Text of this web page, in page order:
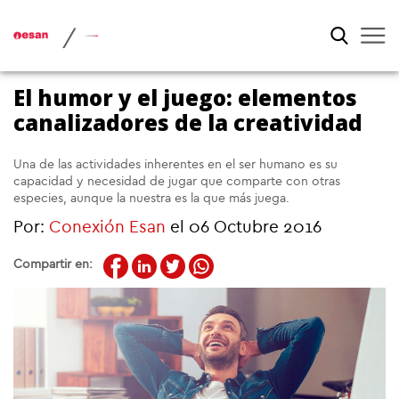
/
El humor y el juego: elementos
canalizadores de la creatividad
Una de las actividades inherentes en el ser humano es su
capacidad y necesidad de jugar que comparte con otras
especies, aunque la nuestra es la que más juega.
Por: Conexión Esan el 06 Octubre 2016
Compartir en: